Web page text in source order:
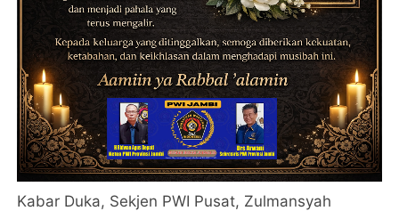
Kabar Duka, Sekjen PWI Pusat, Zulmansyah